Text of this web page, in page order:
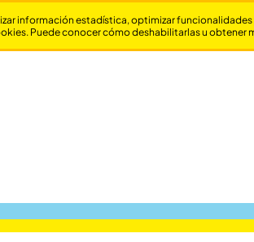
información estadística, optimizar
Puede conocer cómo deshabilitarlas u obtener